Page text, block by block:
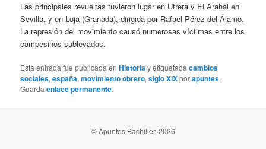
Las principales revueltas tuvieron lugar en Utrera y El Arahal en
Sevilla, y en Loja (Granada), dirigida por Rafael Pérez del Álamo.
La represión del movimiento causó numerosas víctimas entre los
campesinos sublevados.
Esta entrada fue publicada enHistoriay etiquetadacambios
sociales,españa,movimiento obrero,siglo XIXporapuntes.
Guardaenlace permanente.
© Apuntes Bachiller, 2026